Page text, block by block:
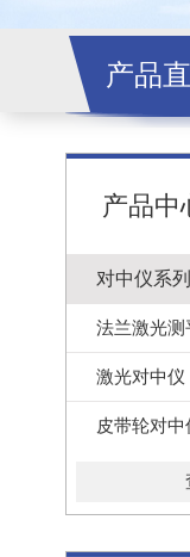
产品
产品中
对中仪系列
法兰激光测
激光对中仪
皮带轮对中